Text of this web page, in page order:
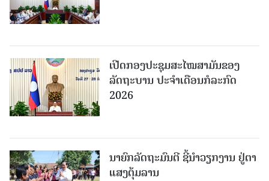
ເປີດກອງປະຊຸມສະໄໝສາມັນຂອງ
ລັດຖະບານ ປະຈໍາເດືອນກໍລະກົດ
2026
ນາຍົກລັດຖະມົນຕີ ຊີ້ນຳວຽກງານ ຢູ່ຕາ
ແສງຕຸ້ມລານ